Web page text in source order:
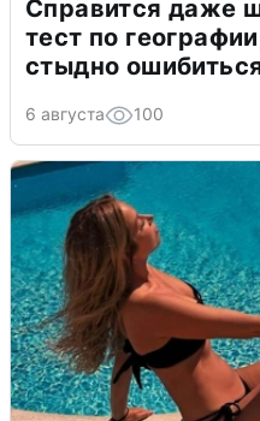
Справится даже
тест по
стыдно
6 августа 100